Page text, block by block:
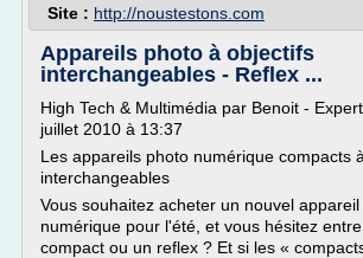
Site : http://noustestons.com
Appareils photo à objectifs
interchangeables - Reflex ...
High Tech & Multimédia par Benoit -
juillet 2010 à 13:37
Les appareils photo numérique compacts
interchangeables
Vous souhaitez acheter un nouvel
numérique pour l'été, et vous hésitez
compact ou un reflex ? Et si les «